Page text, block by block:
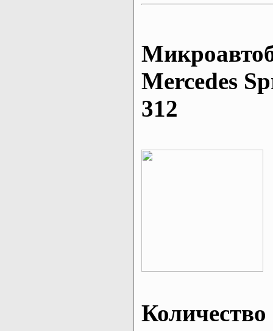
Mеrcedes
312
Количество